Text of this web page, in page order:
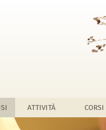
ATTIVITÀ CORSI